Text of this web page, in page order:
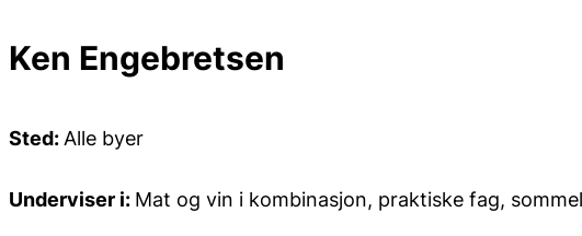
Ken Engebretsen
Sted:Alle byer
Underviser i: Mat og vin i kombinasjon, praktiske fag,